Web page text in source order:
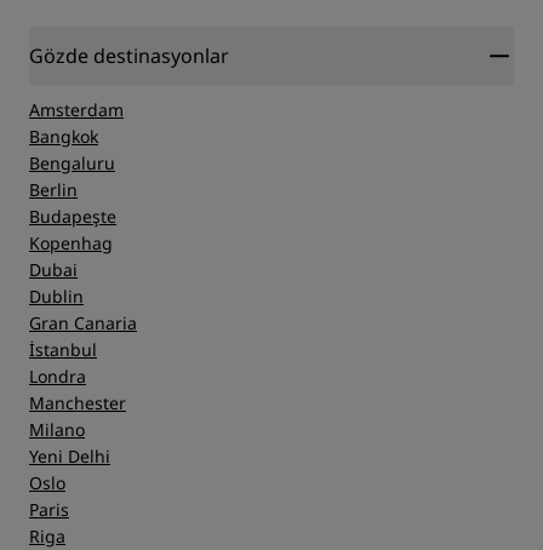
Gözde destinasyonlar
Amsterdam
Bangkok
Bengaluru
Berlin
Budapeşte
Kopenhag
Dubai
Dublin
Gran Canaria
İstanbul
Londra
Manchester
Milano
Yeni Delhi
Oslo
Paris
Riga